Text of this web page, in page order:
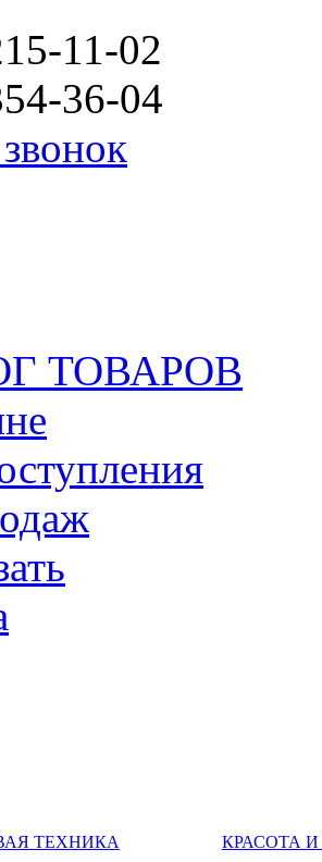
11-02
36-04
ТОВАРОВ
ТЕХНИКА
КРАСОТА И